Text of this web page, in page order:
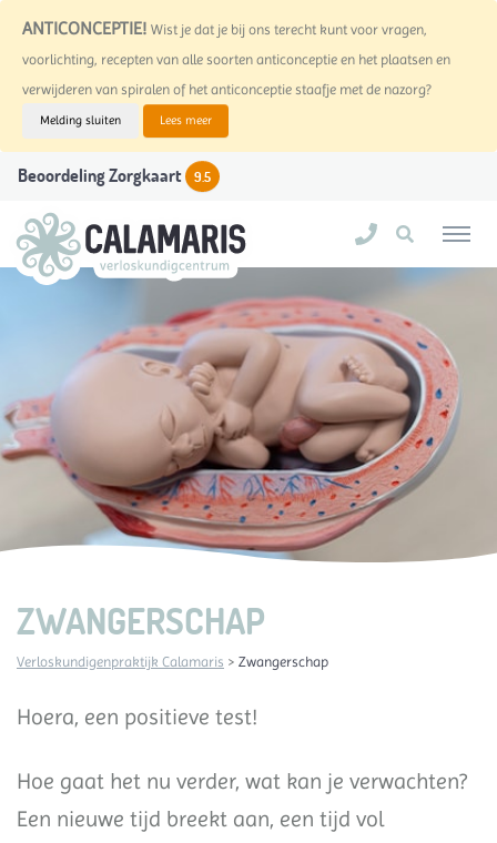
ANTICONCEPTIE! Wist je dat je bij ons terecht kunt voor vragen,
voorlichting, recepten van alle soorten anticonceptie en het plaatsen en
verwijderen van spiralen of het anticonceptie staafje met de nazorg?
Melding sluiten Lees meer
Beoordeling Zorgkaart 9.5
ZWANGERSCHAP
Verloskundigenpraktijk Calamaris > Zwangerschap
Hoera, een positieve test!
Hoe gaat het nu verder, wat kan je verwachten?
Een nieuwe tijd breekt aan, een tijd vol